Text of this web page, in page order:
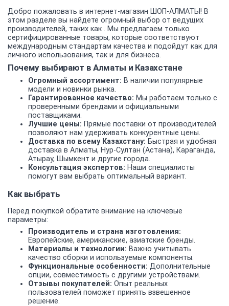
Добро пожаловать в интернет-магазин ШОП-АЛМАТЫ! В
этом разделе вы найдете огромный выбор от ведущих
производителей, таких как . Мы предлагаем только
сертифицированные товары, которые соответствуют
международным стандартам качества и подойдут как для
личного использования, так и для бизнеса.
Почему выбирают в Алматы и Казахстане
Огромный ассортимент: В наличии популярные
модели и новинки рынка.
Гарантированное качество: Мы работаем только с
проверенными брендами и официальными
поставщиками.
Лучшие цены: Прямые поставки от производителей
позволяют нам удерживать конкурентные цены.
Доставка по всему Казахстану: Быстрая и удобная
доставка в Алматы, Нур-Султан (Астана), Караганда,
Атырау, Шымкент и другие города.
Консультация экспертов: Наши специалисты
помогут вам выбрать оптимальный вариант.
Как выбрать
Перед покупкой обратите внимание на ключевые
параметры:
Производитель и страна изготовления:
Европейские, американские, азиатские бренды.
Материалы и технологии: Важно учитывать
качество сборки и используемые компоненты.
Функциональные особенности: Дополнительные
опции, совместимость с другими устройствами.
Отзывы покупателей: Опыт реальных
пользователей поможет принять взвешенное
решение.